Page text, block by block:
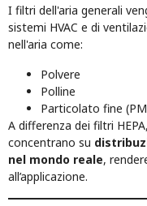
I filtri dell'aria generali
sistemi HVAC e di
nell'aria come:
Polvere
Polline
Particolato fine
A differenza dei filtri
concentrano su
nel mondo reale,
all’applicazione.